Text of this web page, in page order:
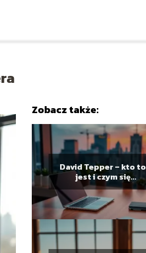
Zobacz także:
David Tepper – kto to
jest i czym się
zajmuje?